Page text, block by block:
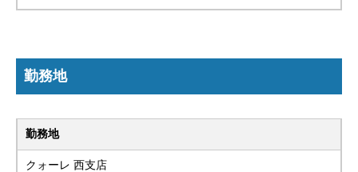
勤務地
勤務地
クォーレ 西支店